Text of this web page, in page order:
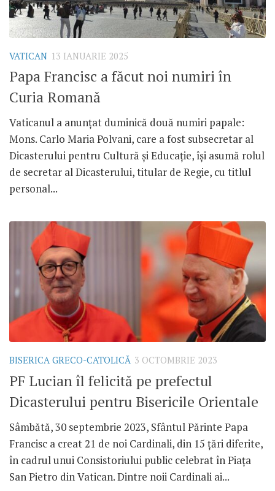
VATICAN 13 IANUARIE 2025
Papa Francisc a făcut noi numiri în
Curia Romană
Vaticanul a anunțat duminică două numiri papale:
Mons. Carlo Maria Polvani, care a fost subsecretar al
Dicasterului pentru Cultură și Educație, își asumă rolul
de secretar al Dicasterului, titular de Regie, cu titlul
personal...
BISERICA GRECO-CATOLICĂ 3 OCTOMBRIE 2023
PF Lucian îl felicită pe prefectul
Dicasterului pentru Bisericile Orientale
Sâmbătă, 30 septembrie 2023, Sfântul Părinte Papa
Francisc a creat 21 de noi Cardinali, din 15 țări diferite,
în cadrul unui Consistoriului public celebrat în Piața
San Pietro din Vatican. Dintre noii Cardinali ai...